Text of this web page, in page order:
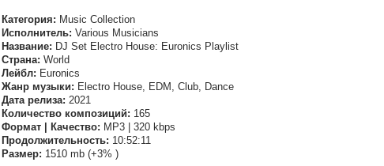
Категория: Music Collection
Исполнитель: Various Musicians
Название: DJ Set Electro House: Euronics Playlist
Страна: World
Лейбл: Euronics
Жанр музыки: Electro House, EDM, Club, Dance
Дата релиза: 2021
Количество композиций: 165
Формат | Качество: MP3 | 320 kbps
Продолжительность: 10:52:11
Размер: 1510 mb (+3% )